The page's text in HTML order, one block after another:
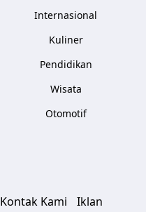
Internasional
Kuliner
Pendidikan
Wisata
Otomotif
Kontak Kami Iklan